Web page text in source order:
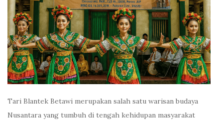
Tari Blantek Betawi merupakan salah satu warisan budaya
Nusantara yang tumbuh di tengah kehidupan masyarakat